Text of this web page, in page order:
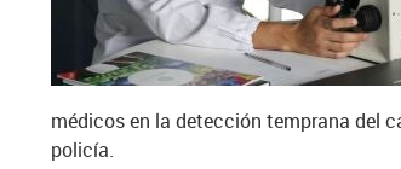
médicos en la detección temprana del
policía.